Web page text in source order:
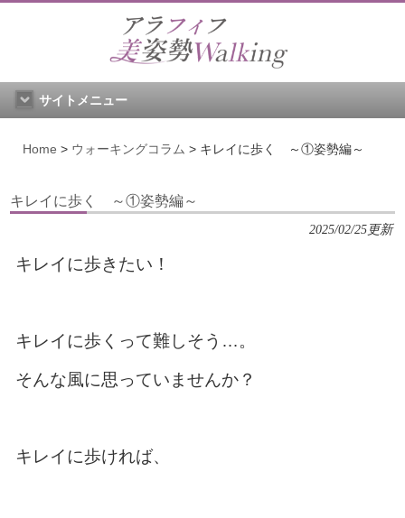
サイトメニュー
Home > ウォーキングコラム > キレイに歩く ～①姿勢編～
キレイに歩く ～①姿勢編～
2025/02/25更新
キレイに歩きたい！
キレイに歩くって難しそう…。
そんな風に思っていませんか？
キレイに歩ければ、